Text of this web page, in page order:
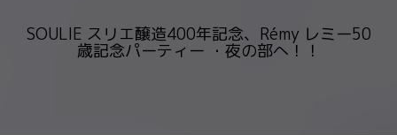
SOULIE スリエ醸造400年記念、Rémy レミー50
歳記念パーティー ・夜の部へ！！